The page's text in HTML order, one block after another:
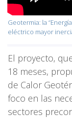
Geotermia: la
eléctrico mayor
El proyecto,
18 meses,
de Calor
foco en las
sectores